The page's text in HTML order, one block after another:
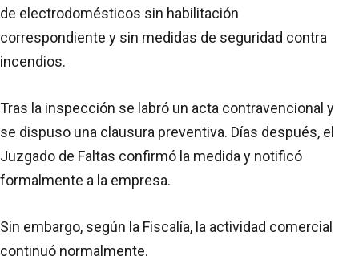
de electrodomésticos sin habilitación
correspondiente y sin medidas de seguridad contra
incendios.
Tras la inspección se labró un acta contravencional y
se dispuso una clausura preventiva. Días después, el
Juzgado de Faltas confirmó la medida y notificó
formalmente a la empresa.
Sin embargo, según la Fiscalía, la actividad comercial
continuó normalmente.